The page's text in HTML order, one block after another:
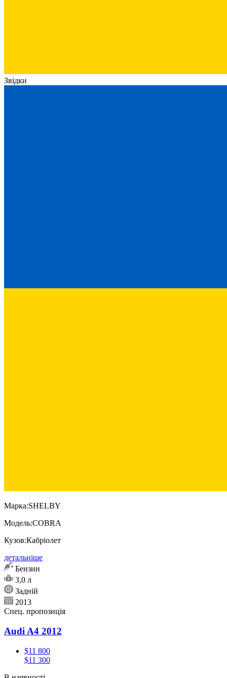
Звідки
Марка:SHELBY
Модель:COBRA
Кузов:Кабріолет
детальніше
Бензин
3,0 л
Задній
2013
Спец. пропозиція
Audi A4 2012
$11 800
$11 300